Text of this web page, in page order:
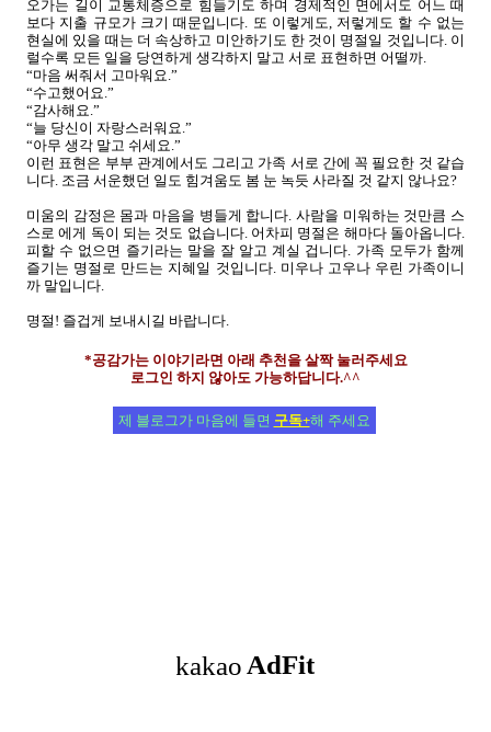
오가는 길이 교통체증으로 힘들기도 하며 경제적인 면에서도 어느 때
보다 지출 규모가 크기 때문입니다. 또 이렇게도, 저렇게도 할 수 없는
현실에 있을 때는 더 속상하고 미안하기도 한 것이 명절일 것입니다. 이
럴수록 모든 일을 당연하게 생각하지 말고 서로 표현하면 어떨까.
“마음 써줘서 고마워요.”
“수고했어요.”
“감사해요.”
“늘 당신이 자랑스러워요.”
“아무 생각 말고 쉬세요.”
이런 표현은 부부 관계에서도 그리고 가족 서로 간에 꼭 필요한 것 같습
니다. 조금 서운했던 일도 힘겨움도 봄 눈 녹듯 사라질 것 같지 않나요?
미움의 감정은 몸과 마음을 병들게 합니다. 사람을 미워하는 것만큼 스
스로 에게 독이 되는 것도 없습니다. 어차피 명절은 해마다 돌아옵니다.
피할 수 없으면 즐기라는 말을 잘 알고 계실 겁니다. 가족 모두가 함께
즐기는 명절로 만드는 지혜일 것입니다. 미우나 고우나 우린 가족이니
까 말입니다.
명절! 즐겁게 보내시길 바랍니다.
*공감가는 이야기라면 아래 추천을 살짝 눌러주세요
로그인 하지 않아도 가능하답니다.^^
제 블로그가 마음에 들면 구독+해 주세요